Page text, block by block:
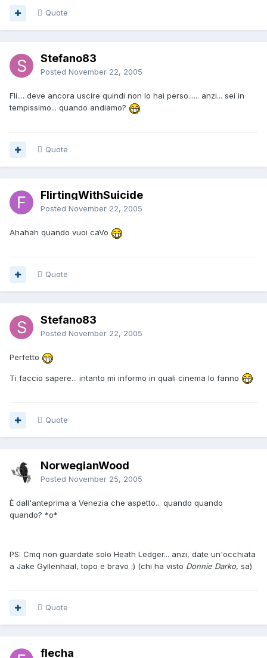
Quote
Stefano83
Posted November 22, 2005
Fli.... deve ancora uscire quindi non lo hai perso...... anzi... sei in
tempissimo... quando andiamo?
Quote
FlirtingWithSuicide
Posted November 22, 2005
Ahahah quando vuoi caVo
Quote
Stefano83
Posted November 22, 2005
Perfetto
Ti faccio sapere... intanto mi informo in quali cinema lo fanno
Quote
NorwegianWood
Posted November 25, 2005
È dall'anteprima a Venezia che aspetto... quando quando
quando? *o*
PS: Cmq non guardate solo Heath Ledger... anzi, date un'occhiata
a Jake Gyllenhaal, topo e bravo :) (chi ha visto Donnie Darko, sa)
Quote
flecha